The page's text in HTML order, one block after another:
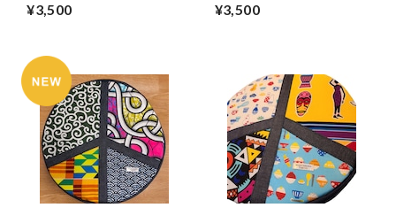
symbol
¥3,500
symbol
¥3,500